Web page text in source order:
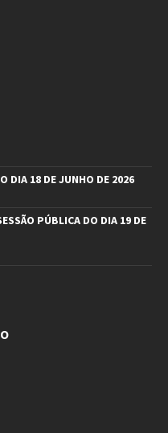
DIA 18 DE JUNHO DE 2026
PÚBLICA DO DIA 19 DE